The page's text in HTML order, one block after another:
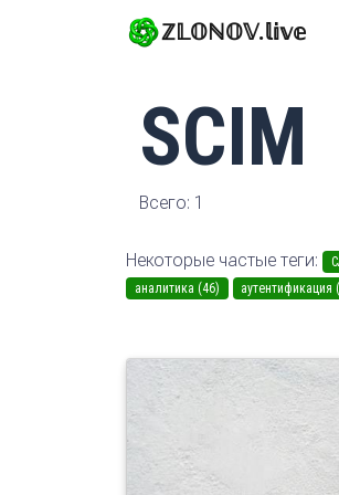
ℤ𝕃𝕆ℕ𝕆𝕍.𝕝𝕚𝕧𝕖
SCIM
Всего: 1
Некоторые частые теги:
аналитика (46)
аутентификация